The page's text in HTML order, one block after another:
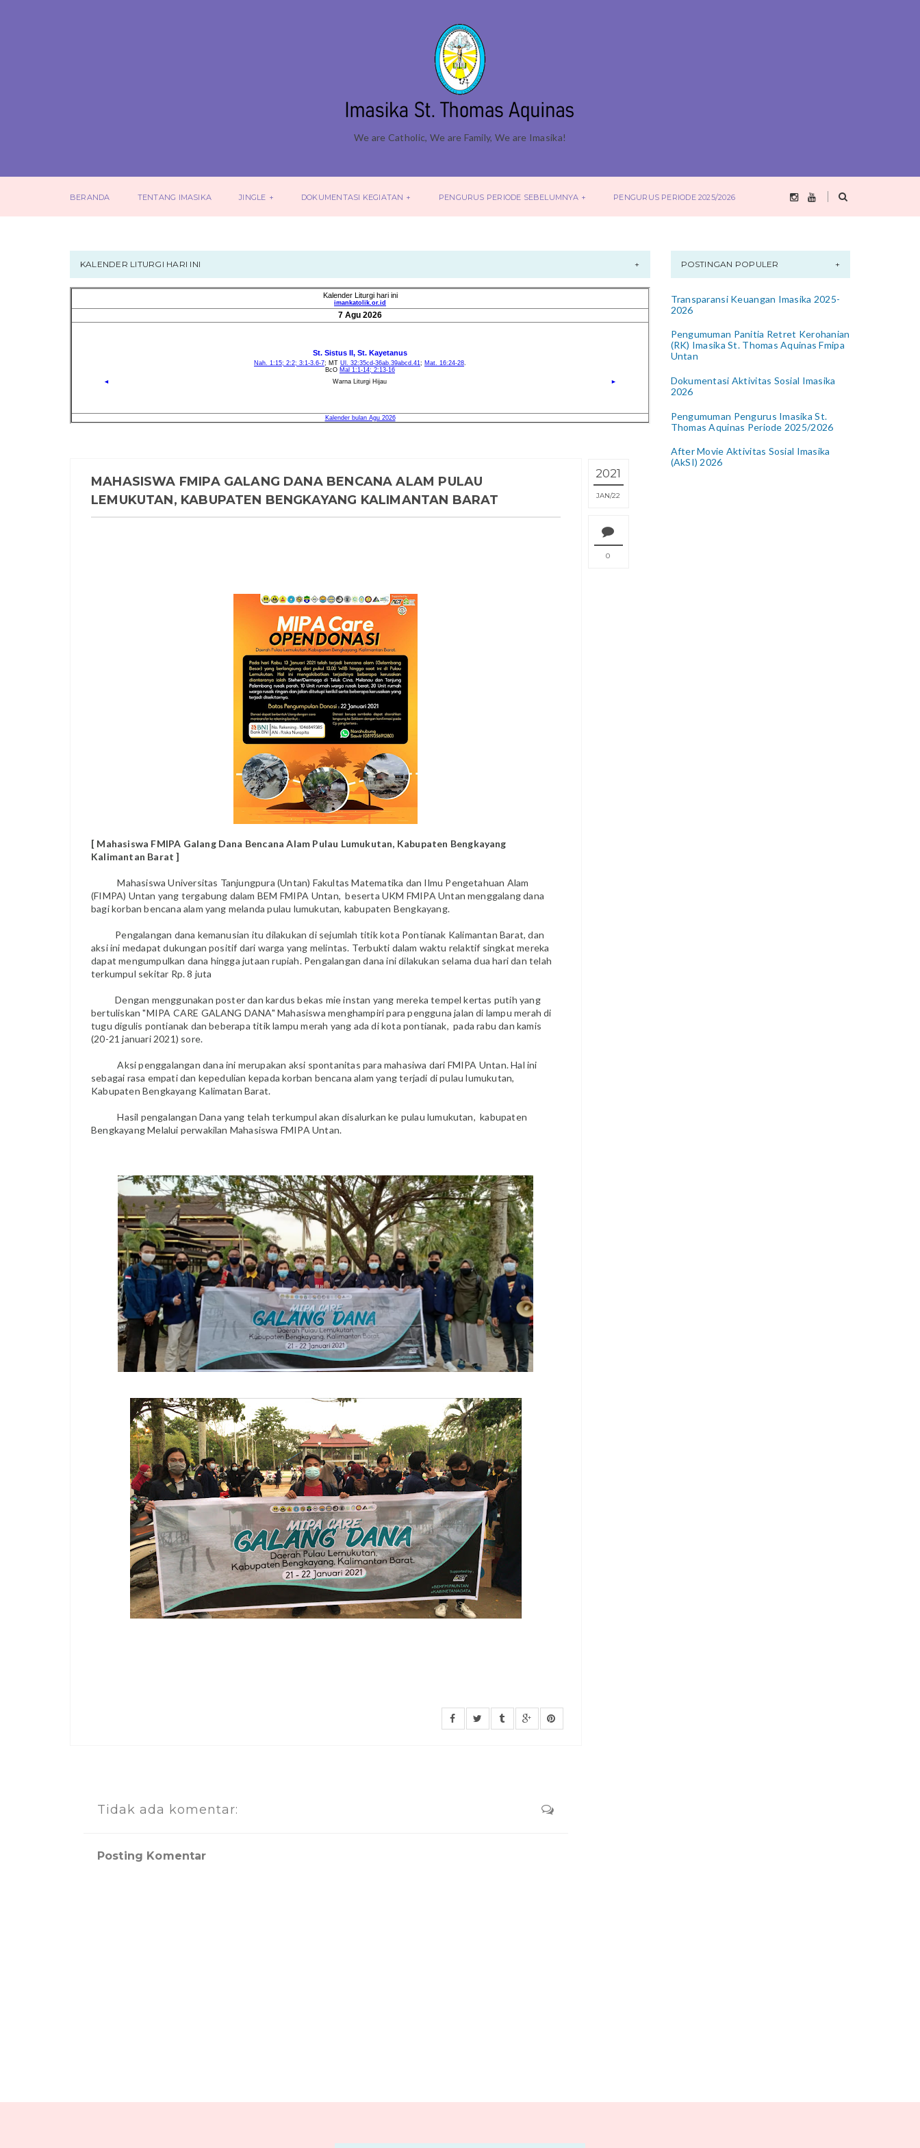
We are Catholic, We are Family, We are Imasika!
BERANDA TENTANG IMASIKA JINGLE DOKUMENTASI KEGIATAN PENGURUS PERIODE SEBELUMNYA PENGURUS PERIODE 2025/2026
KALENDER LITURGI HARI INI
2021
JAN 22
0
MAHASISWA FMIPA GALANG DANA BENCANA ALAM PULAU
LEMUKUTAN, KABUPATEN BENGKAYANG KALIMANTAN BARAT
[ Mahasiswa FMIPA Galang Dana Bencana Alam Pulau Lumukutan, Kabupaten Bengkayang
Kalimantan Barat ]
Mahasiswa Universitas Tanjungpura (Untan) Fakultas Matematika dan Ilmu Pengetahuan Alam
(FIMPA) Untan yang tergabung dalam BEM FMIPA Untan, beserta UKM FMIPA Untan menggalang dana
bagi korban bencana alam yang melanda pulau lumukutan, kabupaten Bengkayang.
Pengalangan dana kemanusian itu dilakukan di sejumlah titik kota Pontianak Kalimantan Barat, dan
aksi ini medapat dukungan positif dari warga yang melintas. Terbukti dalam waktu relaktif singkat mereka
dapat mengumpulkan dana hingga jutaan rupiah. Pengalangan dana ini dilakukan selama dua hari dan telah
terkumpul sekitar Rp. 8 juta
Dengan menggunakan poster dan kardus bekas mie instan yang mereka tempel kertas putih yang
bertuliskan "MIPA CARE GALANG DANA" Mahasiswa menghampiri para pengguna jalan di lampu merah di
tugu digulis pontianak dan beberapa titik lampu merah yang ada di kota pontianak, pada rabu dan kamis
(20-21 januari 2021) sore.
Aksi penggalangan dana ini merupakan aksi spontanitas para mahasiwa dari FMIPA Untan. Hal ini
sebagai rasa empati dan kepedulian kepada korban bencana alam yang terjadi di pulau lumukutan,
Kabupaten Bengkayang Kalimatan Barat.
Hasil pengalangan Dana yang telah terkumpul akan disalurkan ke pulau lumukutan, kabupaten
Bengkayang Melalui perwakilan Mahasiswa FMIPA Untan.
Tidak ada komentar:
Posting Komentar
POSTINGAN POPULER
Transparansi Keuangan Imasika 2025-
2026
Pengumuman Panitia Retret Kerohanian
(RK) Imasika St. Thomas Aquinas Fmipa
Untan
Dokumentasi Aktivitas Sosial Imasika
2026
Pengumuman Pengurus Imasika St.
Thomas Aquinas Periode 2025/2026
After Movie Aktivitas Sosial Imasika
(AkSI) 2026